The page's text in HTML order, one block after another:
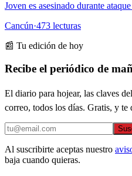
Joven es asesinado durante
Cancún·473 lecturas
📰 Tu edición de hoy
Recibe el periódico de
El diario para hojear, las claves
correo, todos los días. Gratis, y te
Al suscribirte aceptas nuestro
baja cuando quieras.